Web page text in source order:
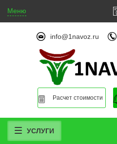
Меню
info@1navoz.ru
Расчет стоимости
УСЛУГИ